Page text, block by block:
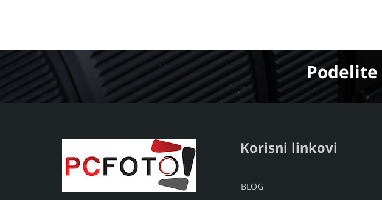
Podelite
Korisni linkovi
BLOG